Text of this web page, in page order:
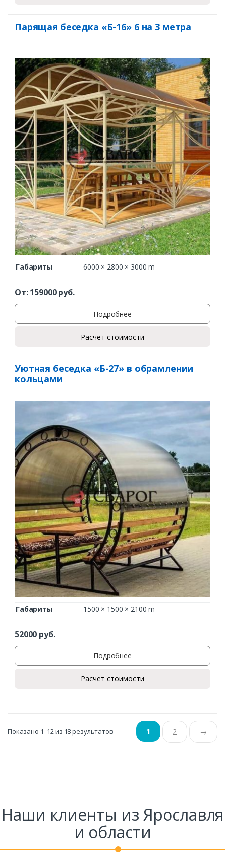
Парящая беседка «Б-16» 6 на 3 метра
Габариты 6000 × 2800 × 3000 m
От:159000руб.
Подробнее
Расчет стоимости
Уютная беседка «Б-27» в обрамлении
кольцами
Габариты 1500 × 1500 × 2100 m
52000 руб.
Подробнее
Расчет стоимости
Показано 1–12 из 18 результатов 1 2 →
Наши клиенты из Ярославля
и области